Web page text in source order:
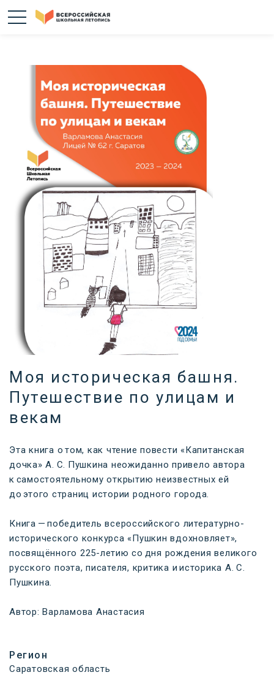
Моя историческая башня.
Путешествие по улицам и
векам
Эта книга о том, как чтение повести «Капитанская
дочка» А. С. Пушкина неожиданно привело автора
к самостоятельному открытию неизвестных ей
до этого страниц истории родного города.
Книга — победитель всероссийского литературно-
исторического конкурса «Пушкин вдохновляет»,
посвящённого 225-летию со дня рождения великого
русского поэта, писателя, критика и историка А. С.
Пушкина.
Автор: Варламова Анастасия
Регион
Саратовская область